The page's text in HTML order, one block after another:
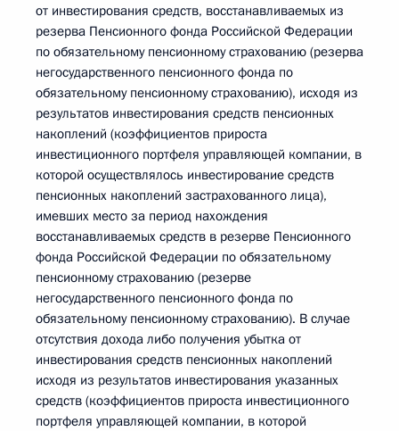
от инвестирования средств, восстанавливаемых из
резерва Пенсионного фонда Российской Федерации
по обязательному пенсионному страхованию (резерва
негосударственного пенсионного фонда по
обязательному пенсионному страхованию), исходя из
результатов инвестирования средств пенсионных
накоплений (коэффициентов прироста
инвестиционного портфеля управляющей компании, в
которой осуществлялось инвестирование средств
пенсионных накоплений застрахованного лица),
имевших место за период нахождения
восстанавливаемых средств в резерве Пенсионного
фонда Российской Федерации по обязательному
пенсионному страхованию (резерве
негосударственного пенсионного фонда по
обязательному пенсионному страхованию). В случае
отсутствия дохода либо получения убытка от
инвестирования средств пенсионных накоплений
исходя из результатов инвестирования указанных
средств (коэффициентов прироста инвестиционного
портфеля управляющей компании, в которой